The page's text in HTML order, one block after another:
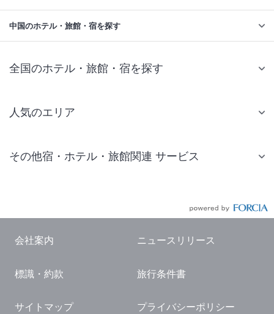
中国のホテル・旅館・宿を探す
全国のホテル・旅館・宿を探す
人気のエリア
仙台 ホテル
東京ドーム ホテル
横浜 ホテル
熱海 ホテル
その他宿・ホテル・旅館関連 サービス
国内観光ガイド
旅行・観光情報
会社案内 ニュースリリース
標識・約款 旅行条件書
サイトマップ プライバシーポリシー